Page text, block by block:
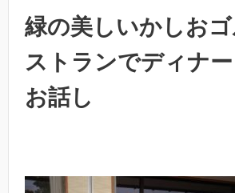
緑の美しいかしお
ストランでディナ
お話し